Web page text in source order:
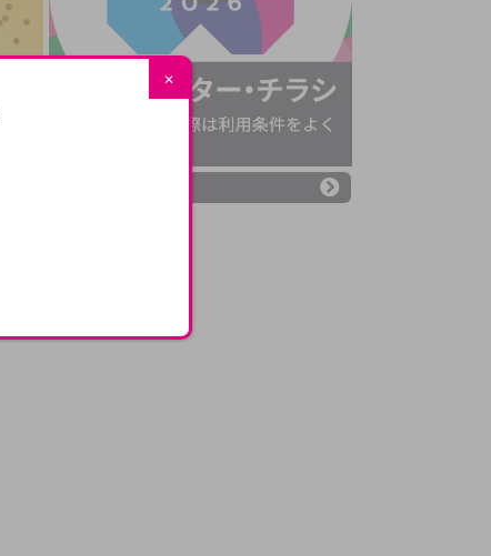
✕